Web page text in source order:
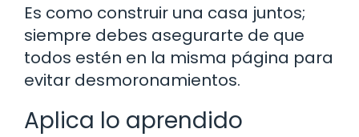
Es como construir una casa juntos;
siempre debes asegurarte de que
todos estén en la misma página para
evitar desmoronamientos.
Aplica lo aprendido